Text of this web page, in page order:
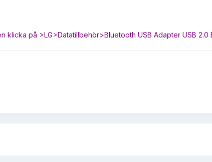
klicka på >LG>Datatillbehör>Bluetooth USB Adapter USB 2.0